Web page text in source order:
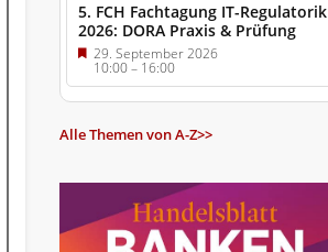
5. FCH Fachtagung IT-Regulatorik
2026: DORA Praxis & Prüfung
29. September 2026
10:00– 16:00
Alle Themen von A-Z>>